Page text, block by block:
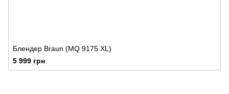
Блендер Braun (MQ 9175 XL)
5 999 грн